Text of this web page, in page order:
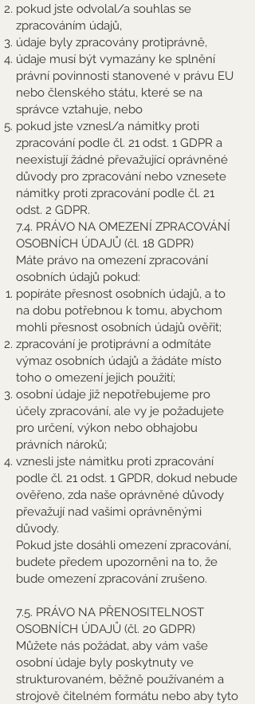
pokud jste odvolal/a souhlas se
zpracováním údajů,
údaje byly zpracovány protiprávně,
údaje musí být vymazány ke splnění
právní povinnosti stanovené v právu EU
nebo členského státu, které se na
správce vztahuje, nebo
pokud jste vznesl/a námitky proti
zpracování podle čl. 21 odst. 1 GDPR a
neexistují žádné převažující oprávněné
důvody pro zpracování nebo vznesete
námitky proti zpracování podle čl. 21
odst. 2 GDPR.
7.4. PRÁVO NA OMEZENÍ ZPRACOVÁNÍ
OSOBNÍCH ÚDAJŮ (čl. 18 GDPR)
Máte právo na omezení zpracování
osobních údajů pokud:
popíráte přesnost osobních údajů, a to
na dobu potřebnou k tomu, abychom
mohli přesnost osobních údajů ověřit;
zpracování je protiprávní a odmítáte
výmaz osobních údajů a žádáte místo
toho o omezení jejich použití;
osobní údaje již nepotřebujeme pro
účely zpracování, ale vy je požadujete
pro určení, výkon nebo obhajobu
právních nároků;
vznesli jste námitku proti zpracování
podle čl. 21 odst. 1 GPDR, dokud nebude
ověřeno, zda naše oprávněné důvody
převažují nad vašimi oprávněnými
důvody.
Pokud jste dosáhli omezení zpracování,
budete předem upozorněni na to, že
bude omezení zpracování zrušeno.
7.5. PRÁVO NA PŘENOSITELNOST
OSOBNÍCH ÚDAJŮ (čl. 20 GDPR)
Můžete nás požádat, aby vám vaše
osobní údaje byly poskytnuty ve
strukturovaném, běžně používaném a
strojově čitelném formátu nebo aby tyto